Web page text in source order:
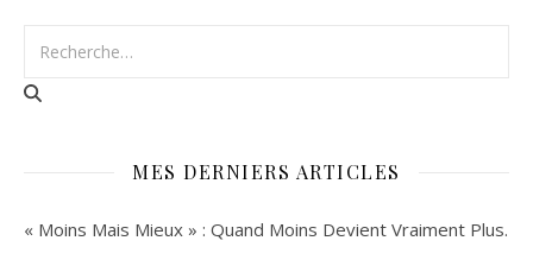
MES DERNIERS ARTICLES
« Moins Mais Mieux » : Quand Moins Devient Vraiment Plus.